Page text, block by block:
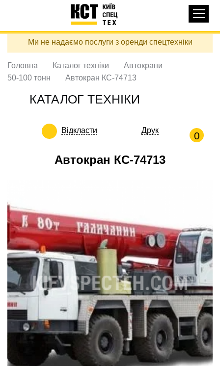
Перейти
вмісту
навигация
КАТАЛОГ ТЕХНІКИ
ДОСТАВКА ТА ОПЛАТА
ПРО НАС
КОНТАКТИ
+38 (097) 746-67-04
ru ua
Ми не надаємо послуги з оренди спецтехніки
Головна Каталог техніки
Автокрани
50-100 тонн
Автокран КС-74713
КАТАЛОГ ТЕХНІКИ
Відкласти Друк 0
Автокран КС-74713